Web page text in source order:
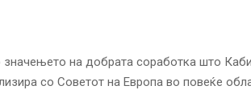
на добрата соработка што
со Советот на Европа во повеќе